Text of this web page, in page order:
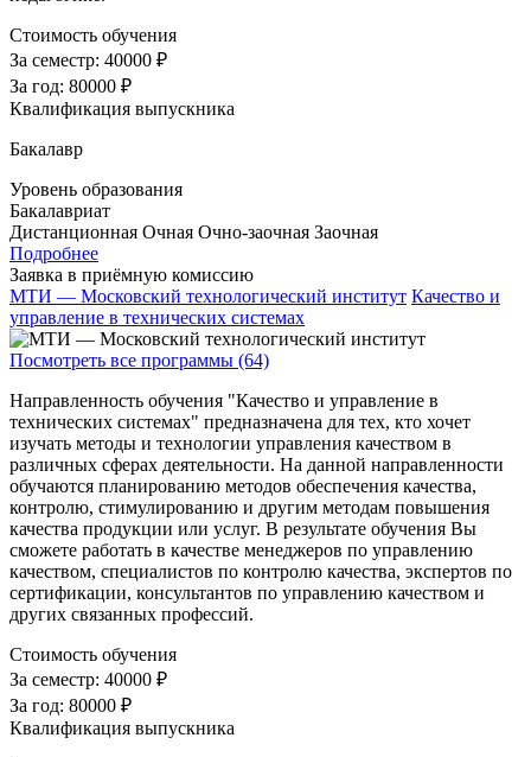
Стоимость обучения
За семестр: 40000 ₽
За год: 80000 ₽
Квалификация выпускника
Бакалавр
Уровень образования
Бакалавриат
Дистанционная Очная Очно-заочная Заочная
Подробнее
Заявка в приёмную комиссию
МТИ — Московский технологический институт Качество и
управление в технических системах
Посмотреть все программы (64)
Направленность обучения "Качество и управление в
технических системах" предназначена для тех, кто хочет
изучать методы и технологии управления качеством в
различных сферах деятельности. На данной направленности
обучаются планированию методов обеспечения качества,
контролю, стимулированию и другим методам повышения
качества продукции или услуг. В результате обучения Вы
сможете работать в качестве менеджеров по управлению
качеством, специалистов по контролю качества, экспертов по
сертификации, консультантов по управлению качеством и
других связанных профессий.
Стоимость обучения
За семестр: 40000 ₽
За год: 80000 ₽
Квалификация выпускника